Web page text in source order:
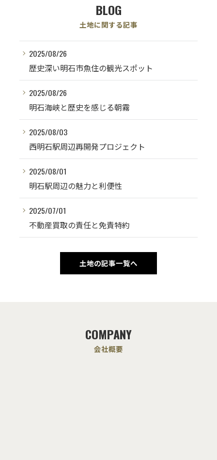
BLOG
土地に関する記事
2025/08/26
歴史深い明石市魚住の観光スポット
2025/08/26
明石海峡と歴史を感じる朝霧
2025/08/03
西明石駅周辺再開発プロジェクト
2025/08/01
明石駅周辺の魅力と利便性
2025/07/01
不動産買取の責任と免責特約
土地の記事一覧へ
会社概要
COMPANY